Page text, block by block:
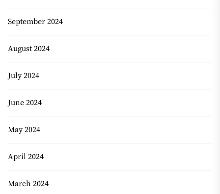
September 2024
August 2024
July 2024
June 2024
May 2024
April 2024
March 2024